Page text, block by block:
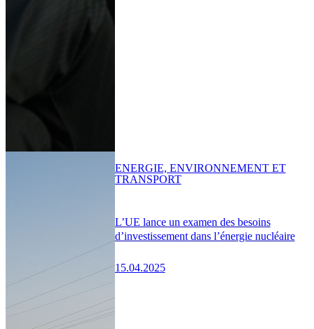
L’UE lance un examen des besoins
d’investissement dans l’énergie nucléaire
15.04.2025
ENERGIE, ENVIRONNEMENT ET
TRANSPORT